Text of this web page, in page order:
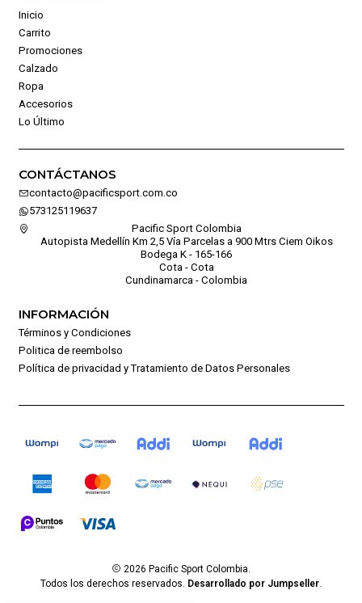
Inicio
Carrito
Promociones
Calzado
Ropa
Accesorios
Lo Último
CONTÁCTANOS
contacto@pacificsport.com.co
573125119637
Pacific Sport Colombia
Autopista Medellín Km 2,5 Vía Parcelas a 900 Mtrs Ciem Oikos
Bodega K - 165-166
Cota - Cota
Cundinamarca - Colombia
INFORMACIÓN
Términos y Condiciones
Politica de reembolso
Política de privacidad y Tratamiento de Datos Personales
2026 Pacific Sport Colombia.
Todos los derechos reservados. Desarrollado por Jumpseller.